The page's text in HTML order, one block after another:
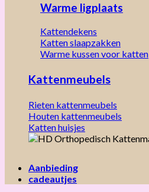
Warme ligplaats
Kattendekens
Katten slaapzakken
Warme kussen voor katten
Kattenmeubels
Rieten kattenmeubels
Houten kattenmeubels
Katten huisjes
Aanbieding
cadeautjes